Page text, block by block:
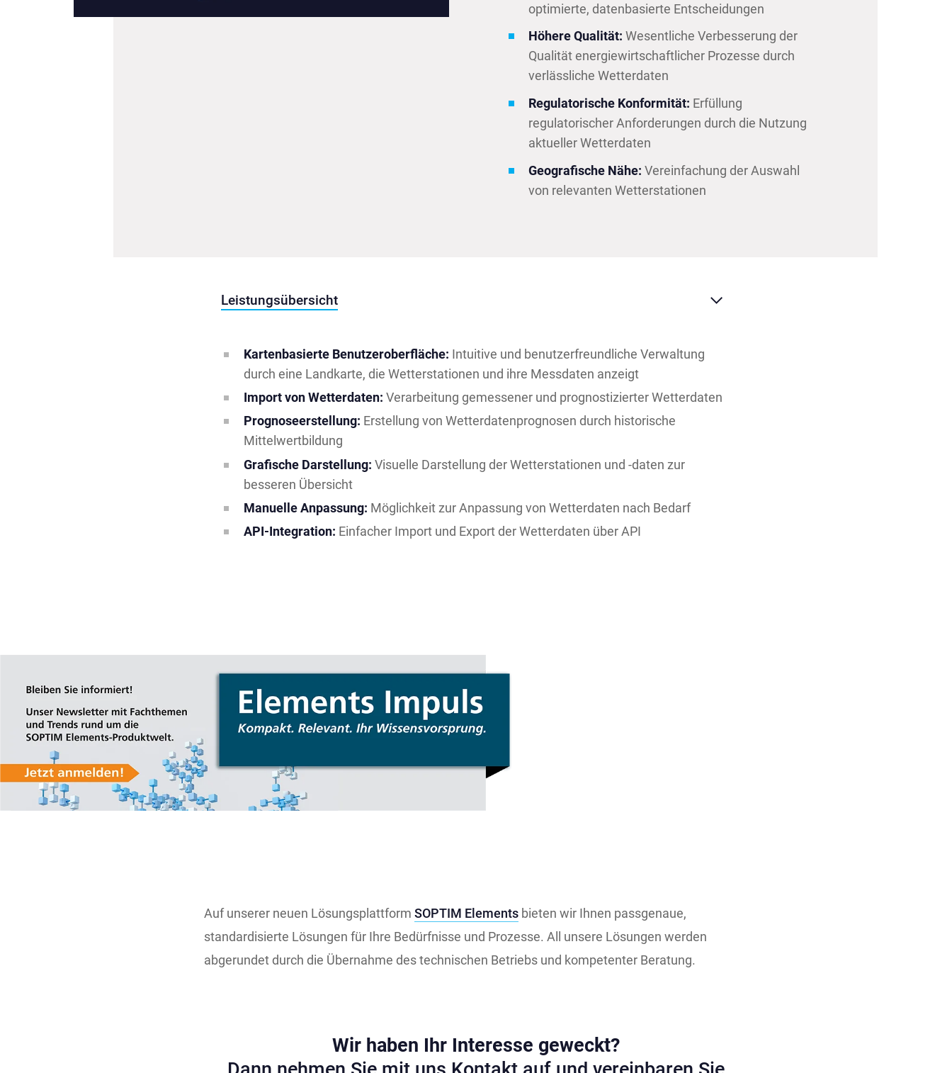
optimierte, datenbasierte Entscheidungen
Höhere Qualität: Wesentliche Verbesserung der
Qualität energiewirtschaftlicher Prozesse durch
verlässliche Wetterdaten
Regulatorische Konformität: Erfüllung
regulatorischer Anforderungen durch die Nutzung
aktueller Wetterdaten
Geografische Nähe: Vereinfachung der Auswahl
von relevanten Wetterstationen
Leistungsübersicht
Kartenbasierte Benutzeroberfläche: Intuitive und benutzerfreundliche Verwaltung
durch eine Landkarte, die Wetterstationen und ihre Messdaten anzeigt
Import von Wetterdaten: Verarbeitung gemessener und prognostizierter Wetterdaten
Prognoseerstellung: Erstellung von Wetterdatenprognosen durch historische
Mittelwertbildung
Grafische Darstellung: Visuelle Darstellung der Wetterstationen und -daten zur
besseren Übersicht
Manuelle Anpassung: Möglichkeit zur Anpassung von Wetterdaten nach Bedarf
API-Integration: Einfacher Import und Export der Wetterdaten über API
Auf unserer neuen Lösungsplattform SOPTIM Elementsbieten wir Ihnen passgenaue,
standardisierte Lösungen für Ihre Bedürfnisse und Prozesse. All unsere Lösungen werden
abgerundet durch die Übernahme des technischen Betriebs und kompetenter Beratung.
Wir haben Ihr Interesse geweckt?